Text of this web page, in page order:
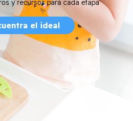
y recursos para cada etapa
el ideal